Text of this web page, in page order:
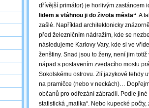
dřívější primátor) je horlivým zastáncem
lidem a vtáhnou ji do života města“. A
zašlé. Například architektonicky
před železničním nádražím, kde se
následujeme Karlovy Vary, kde si ve
ženštiny. Snad jsou to ženy, není jim
nápad s postavením zvedacího mostu
Sokolskému ostrovu. Zlí jazykové tehdy
na pramičce (nebo v neckách)…
občanů pro odřezání zábradlí. Podle
statistická „matika“. Nebo kupecké